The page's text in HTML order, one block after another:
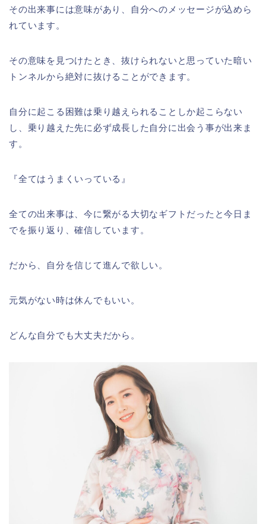
その出来事には意味があり、自分へのメッセージが込めら
れています。
その意味を見つけたとき、抜けられないと思っていた暗い
トンネルから絶対に抜けることができます。
自分に起こる困難は乗り越えられることしか起こらない
し、乗り越えた先に必ず成長した自分に出会う事が出来ま
す。
『全てはうまくいっている』
全ての出来事は、今に繋がる大切なギフトだったと今日ま
でを振り返り、確信しています。
だから、自分を信じて進んで欲しい。
元気がない時は休んでもいい。
どんな自分でも大丈夫だから。